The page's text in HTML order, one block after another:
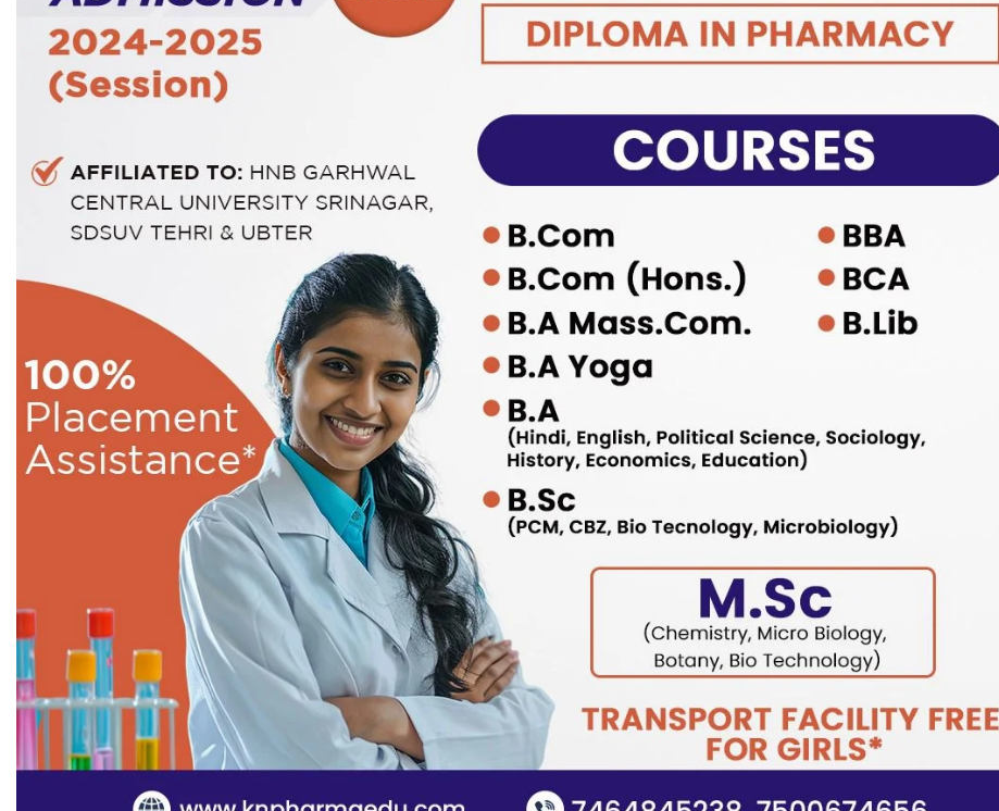
उत्तराखंड देहरादून प्रदेश बड़ी खबर
बेटे की गेमिंग लत से परिवार बदहाल, मां ने लगाई
आर्थिक मदद की गुहार
Bureau News July 28, 2026 0